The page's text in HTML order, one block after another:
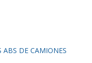
ABS DE CAMIONES